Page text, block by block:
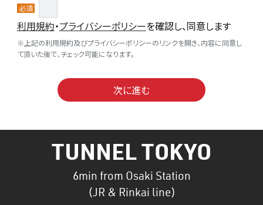
必須
利用規約・プライバシーポリシーを確認し、同意します
※上記の利用規約及びプライバシーポリシーのリンクを開き、内容に同意し
て頂いた後で、チェック可能になります。
次に進む
TUNNEL TOKYO
6min from Osaki Station
(JR & Rinkai line)